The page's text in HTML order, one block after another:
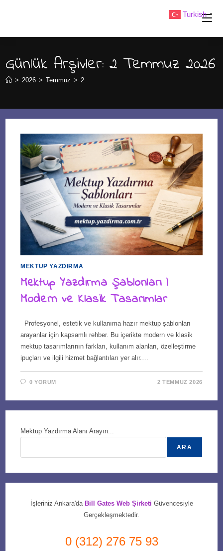
Günlük Arşivler: 2 Temmuz 2026
> 2026 > Temmuz > 2
MEKTUP YAZDIRMA
Mektup Yazdırma Şablonları |
Modern ve Klasik Tasarımlar
Profesyonel, estetik ve kullanıma hazır mektup şablonları
arayanlar için kapsamlı rehber. Bu içerikte modern ve klasik
mektup tasarımlarının farkları, kullanım alanları, özelleştirme
ipuçları ve ilgili hizmet bağlantıları yer alır.…
0 YORUM 2 TEMMUZ 2026
Mektup Yazdırma Alanı Arayın...
ARA
İşleriniz Ankara'da Bill Gates Web Şirketi Güvencesiyle
Gerçekleşmektedir.
0 (312) 276 75 93
Turkish ▼